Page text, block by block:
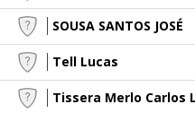
SOUSA SANTOS JOSÉ
Tell Lucas
Tissera Merlo Carlos